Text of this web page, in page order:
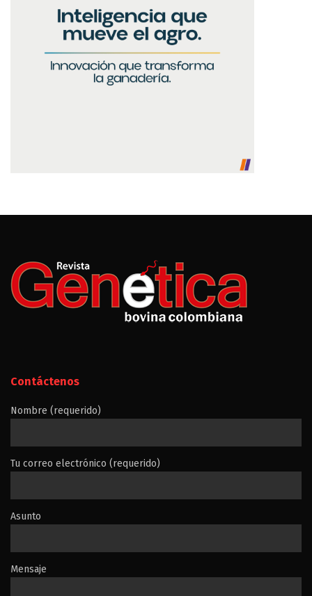
Contáctenos
Nombre (requerido)
Tu correo electrónico (requerido)
Asunto
Mensaje